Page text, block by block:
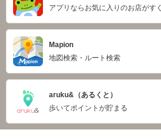
アプリならお気に入りのお店がす
Mapion
地図検索・ルート検索
aruku&（あるくと）
歩いてポイントが貯まる